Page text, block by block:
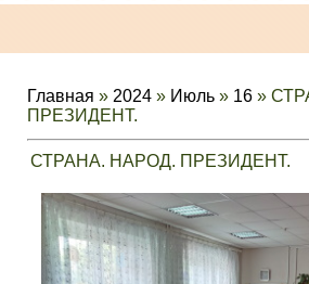
Главная » 2024 » Июль » 16 »
ПРЕЗИДЕНТ.
СТРАНА. НАРОД. ПРЕЗИДЕНТ.